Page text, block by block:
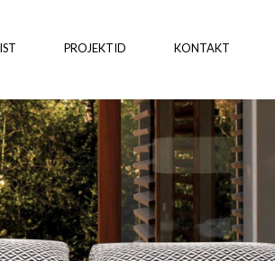
PROJEKTID KONTAKT